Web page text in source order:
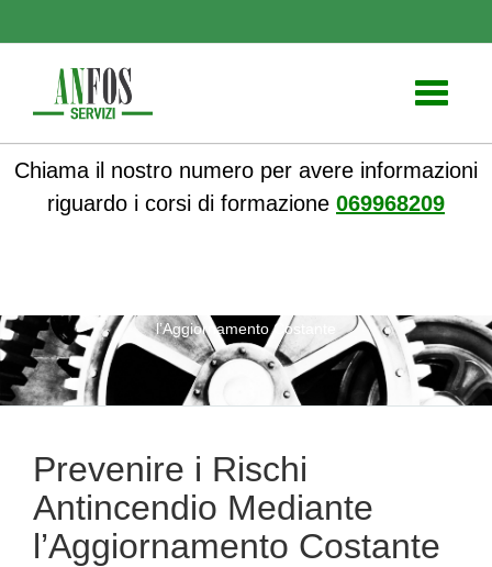
Toggle
Chiama il nostro numero per avere informazioni
riguardo i corsi di formazione 069968209
l’Aggiornamento Costante
Prevenire i Rischi
Antincendio Mediante
l’Aggiornamento Costante